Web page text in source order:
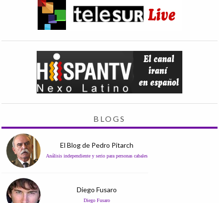
BLOGS
El Blog de Pedro Pitarch
Análisis independiente y serio para personas cabales
Diego Fusaro
Diego Fusaro